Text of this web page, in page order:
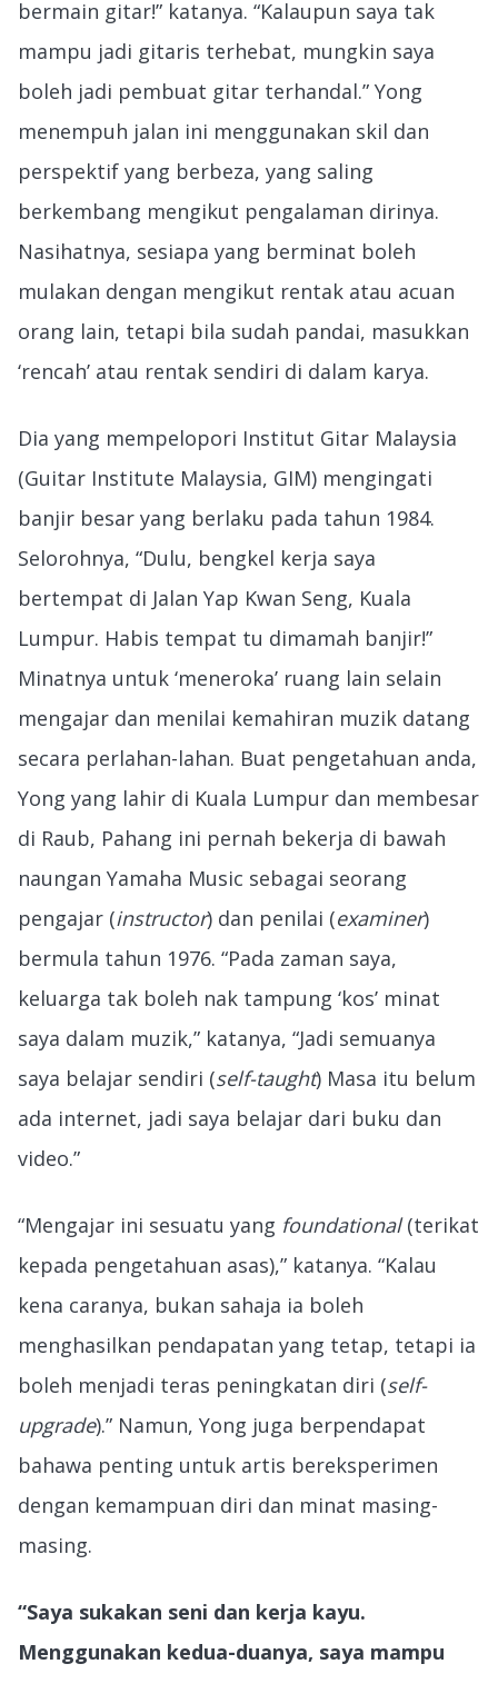
bermain gitar!” katanya. “Kalaupun saya tak
mampu jadi gitaris terhebat, mungkin saya
boleh jadi pembuat gitar terhandal.” Yong
menempuh jalan ini menggunakan skil dan
perspektif yang berbeza, yang saling
berkembang mengikut pengalaman dirinya.
Nasihatnya, sesiapa yang berminat boleh
mulakan dengan mengikut rentak atau acuan
orang lain, tetapi bila sudah pandai, masukkan
‘rencah’ atau rentak sendiri di dalam karya.
Dia yang mempelopori Institut Gitar Malaysia
(Guitar Institute Malaysia, GIM) mengingati
banjir besar yang berlaku pada tahun 1984.
Selorohnya, “Dulu, bengkel kerja saya
bertempat di Jalan Yap Kwan Seng, Kuala
Lumpur. Habis tempat tu dimamah banjir!”
Minatnya untuk ‘meneroka’ ruang lain selain
mengajar dan menilai kemahiran muzik datang
secara perlahan-lahan. Buat pengetahuan anda,
Yong yang lahir di Kuala Lumpur dan membesar
di Raub, Pahang ini pernah bekerja di bawah
naungan Yamaha Music sebagai seorang
pengajar (instructor) dan penilai (examiner)
bermula tahun 1976. “Pada zaman saya,
keluarga tak boleh nak tampung ‘kos’ minat
saya dalam muzik,” katanya, “Jadi semuanya
saya belajar sendiri (self-taught) Masa itu belum
ada internet, jadi saya belajar dari buku dan
video.”
“Mengajar ini sesuatu yang foundational(terikat
kepada pengetahuan asas),” katanya. “Kalau
kena caranya, bukan sahaja ia boleh
menghasilkan pendapatan yang tetap, tetapi ia
boleh menjadi teras peningkatan diri (self-
upgrade).” Namun, Yong juga berpendapat
bahawa penting untuk artis bereksperimen
dengan kemampuan diri dan minat masing-
masing.
“Saya sukakan seni dan kerja kayu.
Menggunakan kedua-duanya, saya mampu